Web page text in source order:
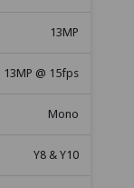
13MP
13MP @ 15fps
Mono
Y8 & Y10